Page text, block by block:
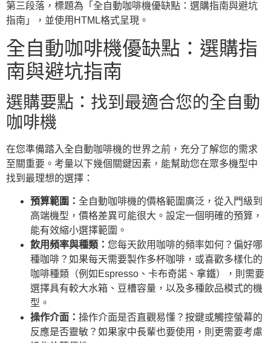
第三段落，標題為「全自動咖啡機優缺點：選購指南與避坑
指南」，並使用HTML格式呈現。
全自動咖啡機優缺點：選購指
南與避坑指南
選購要點：找到最適合您的全自動
咖啡機
在您準備踏入全自動咖啡機的世界之前，充分了解您的需求
至關重要。考量以下幾個關鍵因素，能幫助您在眾多機型中
找到最理想的選擇：
預算範圍： 全自動咖啡機的價格範圍廣泛，從入門級到
高端機型，價格差異可能很大。設定一個明確的預算，
能有效縮小選擇範圍。
飲用頻率與種類： 您每天飲用咖啡的頻率如何？偏好哪
種咖啡？如果每天需要製作多杯咖啡，或喜歡多樣化的
咖啡種類（例如Espresso、卡布奇諾、拿鐵），則需要
選擇具有較大水箱、豆槽容量，以及多種飲品模式的機
型。
操作介面： 操作介面是否直觀易懂？按鍵或觸控螢幕的
反應是否靈敏？如果家中長輩也要使用，則更需要考慮